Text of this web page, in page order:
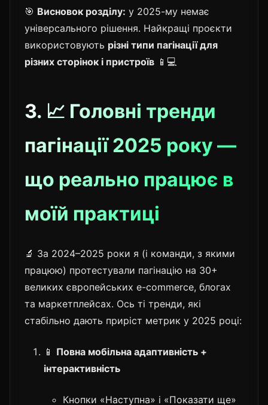
🎯 Висновок розділу: у 2025-му немає
універсального рішення. Найкращі проєкти
використовують різні типи пагінації для
різних сторінок і пристроїв 📱💻
3. 📈 Головні тренди
пагінації 2025 року —
що реально працює в
моїй практиці
🔬 За 2024–2025 роки я (і команди, з якими
працюю) протестували пагінацію на 30+
великих європейських e-commerce, блогах
та маркетплейсах. Ось ті тренди, які
стабільно дають приріст метрик у 2025 році:
📱 Повна мобільна адаптивність +
інтерактивність
Кнопки «Наступна» і «Показати ще»